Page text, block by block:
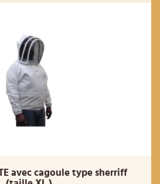
avec cagoule type sherriff